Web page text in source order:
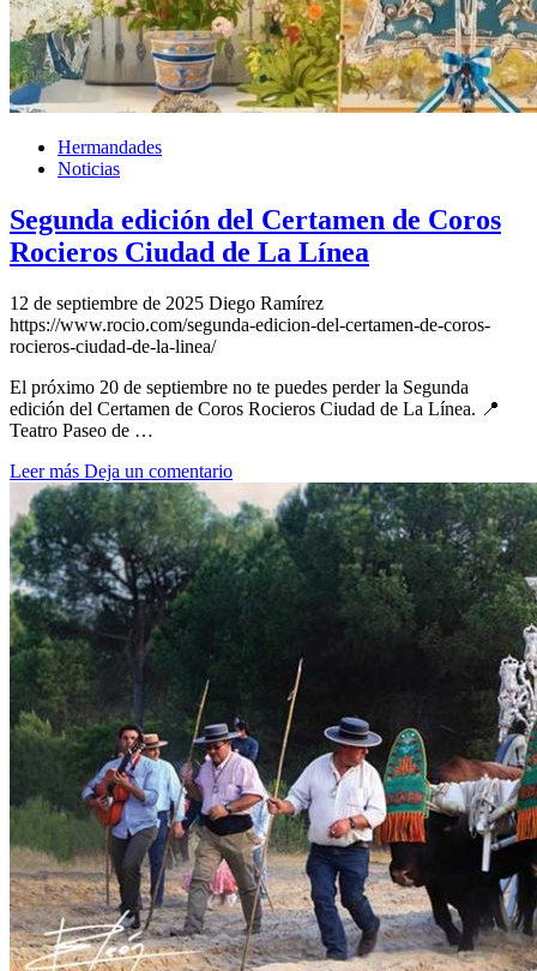
Hermandades
Noticias
Segunda edición del Certamen de Coros
Rocieros Ciudad de La Línea
12 de septiembre de 2025 Diego Ramírez
https://www.rocio.com/segunda-edicion-del-certamen-de-coros-
rocieros-ciudad-de-la-linea/
El próximo 20 de septiembre no te puedes perder la Segunda
edición del Certamen de Coros Rocieros Ciudad de La Línea. 📍
Teatro Paseo de …
Leer más Deja un comentario